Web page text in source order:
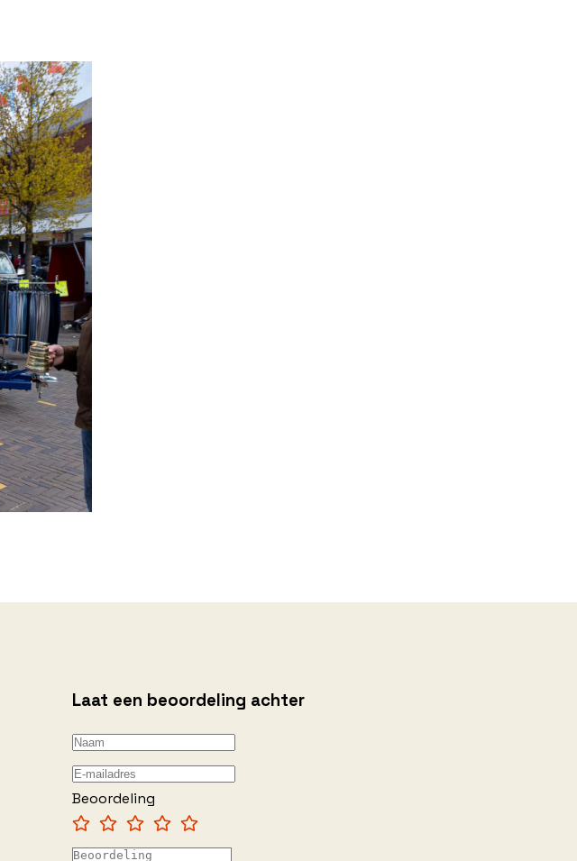
Laat een beoordeling achter
Beoordeling